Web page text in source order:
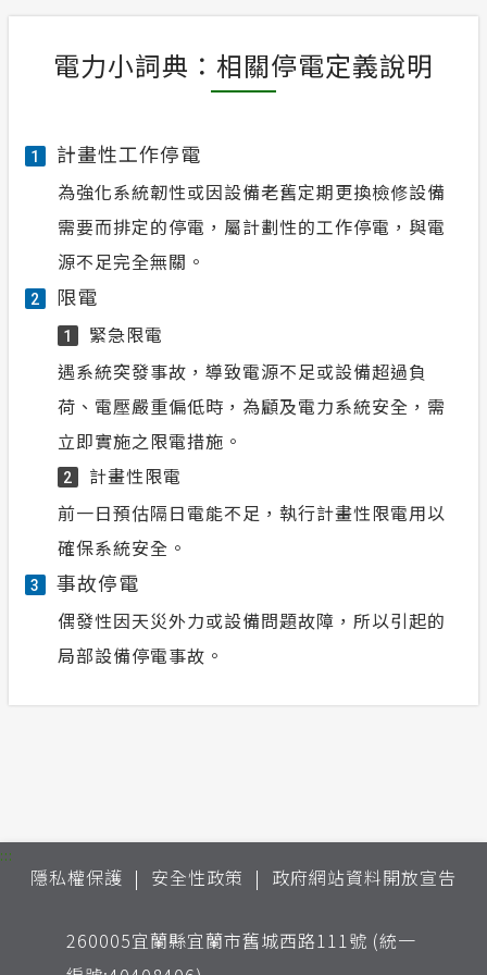
電力小詞典：相關停電定義說明
1 計畫性工作停電
為強化系統韌性或因設備老舊定期更換檢修設備
需要而排定的停電，屬計劃性的工作停電，與電
源不足完全無關。
2 限電
1
緊急限電
遇系統突發事故，導致電源不足或設備超過負
荷、電壓嚴重偏低時，為顧及電力系統安全，需
立即實施之限電措施。
2
計畫性限電
前一日預估隔日電能不足，執行計畫性限電用以
確保系統安全。
3 事故停電
偶發性因天災外力或設備問題故障，所以引起的
局部設備停電事故。
:::
隱私權保護 安全性政策 政府網站資料開放宣告
260005宜蘭縣宜蘭市舊城西路111號 (統一